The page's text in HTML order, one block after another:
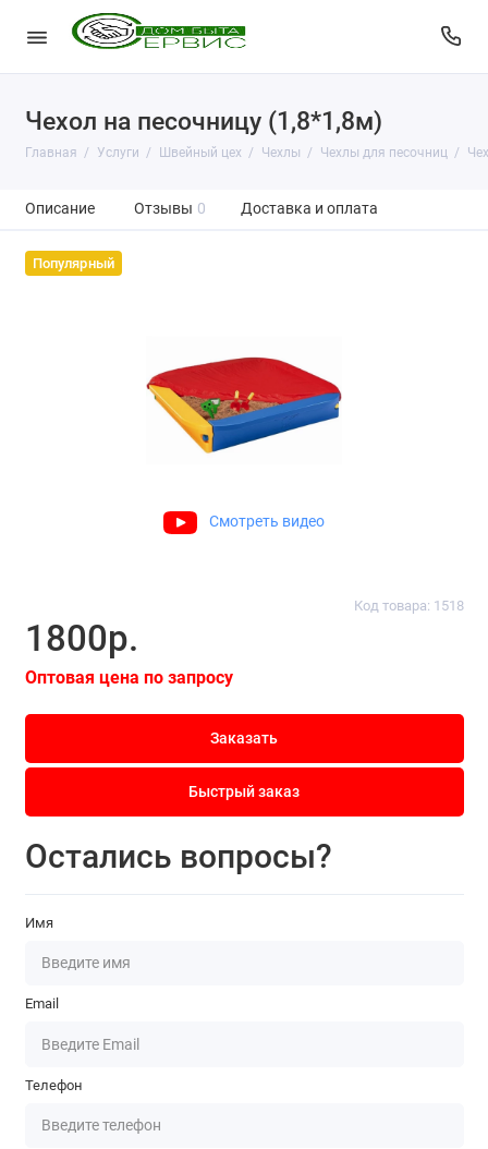
Чехол на песочницу (1,8*1,8м)
Главная Услуги Швейный цех Чехлы Чехлы для песочниц
Описание Отзывы 0 Доставка и оплата
Популярный
Смотреть видео
Код товара: 1518
1800р.
Оптовая цена по запросу
Заказать
Быстрый заказ
Остались вопросы?
Имя
Email
Телефон